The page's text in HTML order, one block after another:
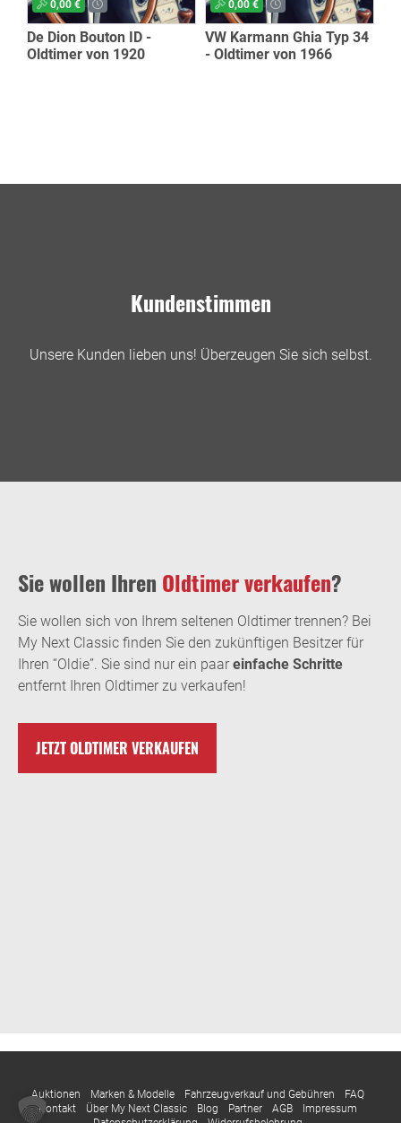
0,00 €
De Dion Bouton ID -
Oldtimer von 1920
0,00 €
VW Karmann Ghia Typ 34
- Oldtimer von 1966
Kundenstimmen
Unsere Kunden lieben uns! Überzeugen Sie sich selbst.
Sie wollen Ihren Oldtimer verkaufen?
Sie wollen sich von Ihrem seltenen Oldtimer trennen? Bei
My Next Classic finden Sie den zukünftigen Besitzer für
Ihren “Oldie”. Sie sind nur ein paar einfache Schritte
entfernt Ihren Oldtimer zu verkaufen!
JETZT OLDTIMER VERKAUFEN
Auktionen Marken & Modelle Fahrzeugverkauf und Gebühren
FAQ
Kontakt
Über My Next Classic Blog Partner AGB
Impressum